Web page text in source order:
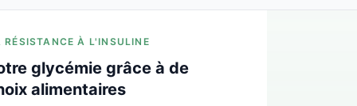
RÉSISTANCE À L'INSULINE
glycémie grâce à de
alimentaires